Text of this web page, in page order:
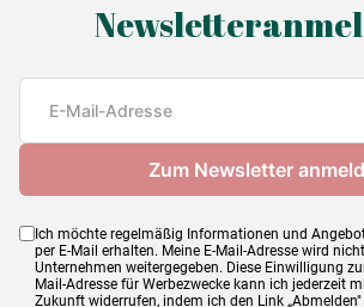
Teileanzahl
Ich möchte regelmäßig Informationen und
per E-Mail erhalten. Meine E-Mail-Adresse wird
Unternehmen weitergegeben. Diese Einwilligung
Mail-Adresse für Werbezwecke kann ich jederzeit
Zukunft widerrufen, indem ich den Link